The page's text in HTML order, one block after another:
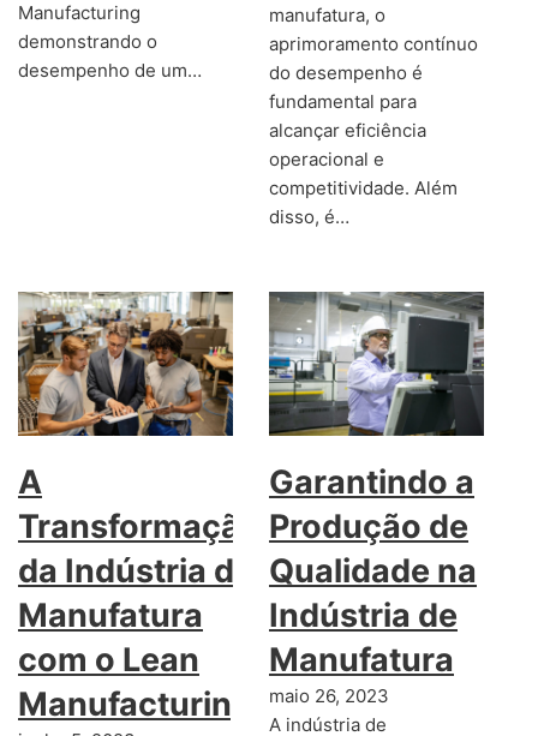
Manufacturing
demonstrando o
desempenho de um…
manufatura, o
aprimoramento contínuo
do desempenho é
fundamental para
alcançar eficiência
operacional e
competitividade. Além
disso, é…
A
Transformação
da Indústria de
Manufatura
com o Lean
Manufacturing
Garantindo a
Produção de
Qualidade na
Indústria de
Manufatura
maio 26, 2023
A indústria de